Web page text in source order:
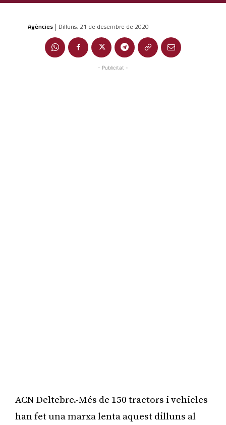
Agències | Dilluns, 21 de desembre de 2020
- Publicitat -
ACN Deltebre.-Més de 150 tractors i vehicles
han fet una marxa lenta aquest dilluns al